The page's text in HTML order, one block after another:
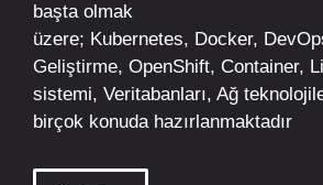
başta olmak
üzere; Kubernetes, Docker,
Geliştirme, OpenShift, Container,
sistemi, Veritabanları, Ağ
birçok konuda hazırlanmaktadır